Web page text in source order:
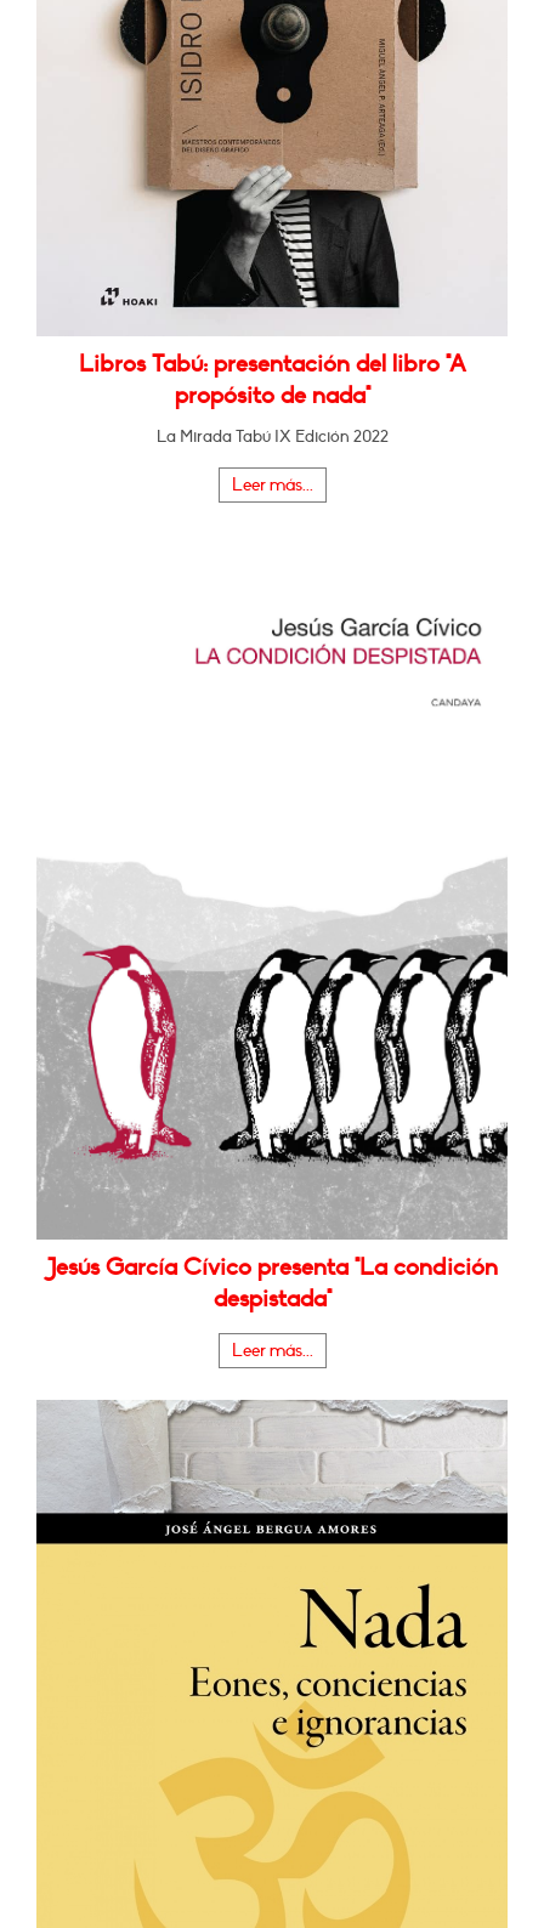
Libros Tabú: presentación del libro "A
propósito de nada"
La Mirada Tabú IX Edición 2022
Leer más...
Jesús García Cívico presenta "La condición
despistada"
Leer más...